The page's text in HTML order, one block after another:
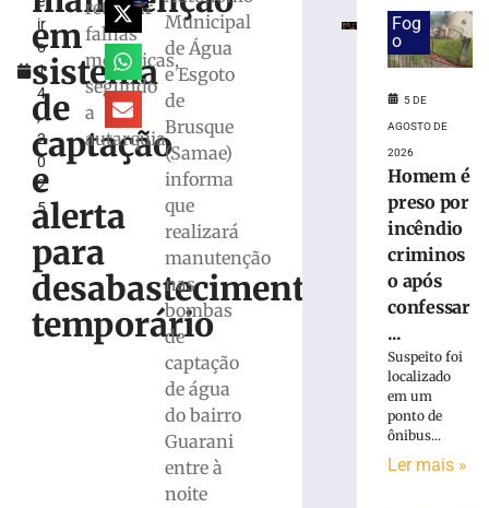
ir
o
1
4
,
2
0
2
5
em
sistema
de
captação
e
alerta
para
desabastecimento
temporário
retificar
falhas
mecânicas,
segundo
a
autarquia
Municipal
de Água
e Esgoto
de
Brusque
(Samae)
informa
que
realizará
manutenção
nas
bombas
de
captação
de água
do bairro
Guarani
entre à
noite
mais
milhões
obras,
projeto
Cidade
Inteligente
Fog
o
5 DE
AGOSTO DE
2026
Homem é
preso por
incêndio
criminos
o após
confessar
...
Suspeito foi
localizado
em um
ponto de
ônibus...
Ler mais »